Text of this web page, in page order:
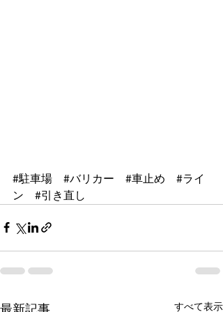
#駐車場 #バリカー #車止め
#ライ
ン
#引き直し
最新記事 すべて表示